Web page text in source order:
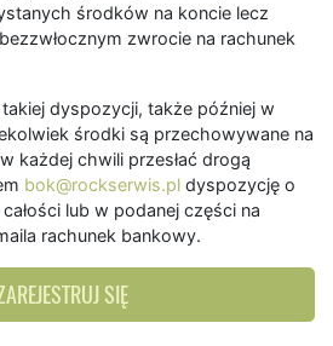
środków na koncie lecz
zwrocie na rachunek
dyspozycji, także później w
środki są przechowywane na
każdej chwili przesłać drogą
bok@rockserwis.pl dyspozycję o
lub w podanej części na
rachunek bankowy.
SIĘ